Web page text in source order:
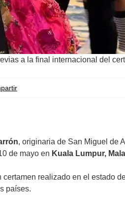
a la final internacional del
, originaria de San Miguel de
de mayo en Kuala Lumpur,
certamen realizado en el estado
países.